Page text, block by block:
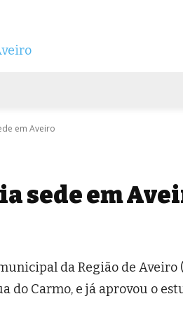
em Aveiro
sede em
da Região de Aveiro
do Carmo, e já aprovou o